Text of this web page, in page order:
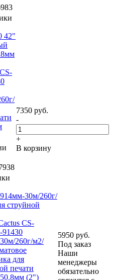
42"
7350 руб.
-
+
В корзину
30м/260г/
струйной
CS-
91430
260г/м2/
для
печати
(2")
5950 руб.
Под заказ
Наши
менеджеры
обязательно